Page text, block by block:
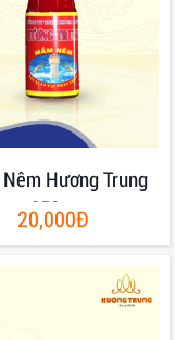
Hương Trung
250gr
20,000Đ